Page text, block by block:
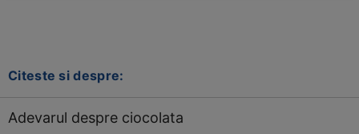
Citeste si despre:
Adevarul despre ciocolata